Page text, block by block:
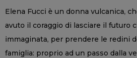
Elena Fucci è un donna vulcanica,
avuto il coraggio di lasciare il futuro
immaginata, per prendere le redini
famiglia: proprio ad un passo dalla